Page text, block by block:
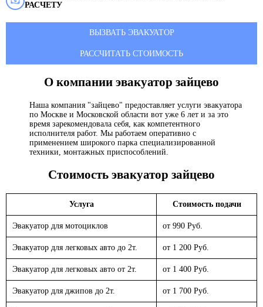
РАСЧЕТУ
ВЫЗВАТЬ ЭВАКУАТОР
РАССЧИТАТЬ СТОИМОСТЬ
О компании эвакуатор зайцево
Наша компания "зайцево" предоставляет услуги эвакуатора
по Москве и Московской области вот уже 6 лет и за это
время зарекомендовала себя, как компетентного
исполнителя работ. Мы работаем оперативно с
применением широкого парка специализированной
техники, монтажных приспособлений.
Стоимость эвакуатор зайцево
Услуга Стоимость подачи
Эвакуатор для мотоциклов от 990 Руб.
Эвакуатор для легковых авто до 2т. от 1 200 Руб.
Эвакуатор для легковых авто от 2т. от 1 400 Руб.
Эвакуатор для джипов до 2т. от 1 700 Руб.